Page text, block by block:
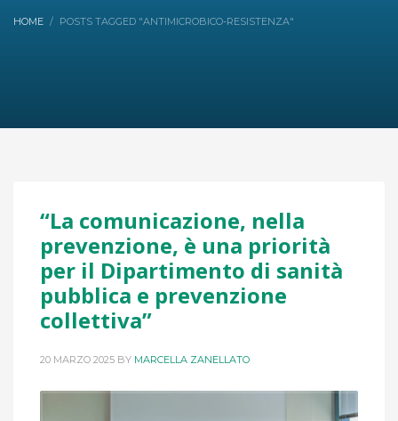
HOME POSTS TAGGED "ANTIMICROBICO-RESISTENZA"
“La comunicazione, nella
prevenzione, è una priorità
per il Dipartimento di sanità
pubblica e prevenzione
collettiva”
20 MARZO 2025 BY MARCELLA ZANELLATO